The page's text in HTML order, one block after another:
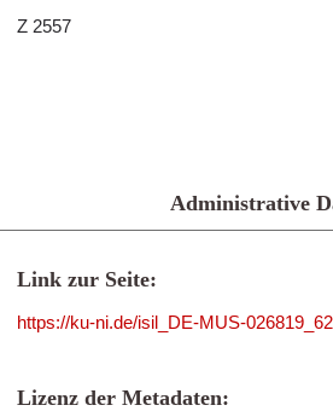
Z 2557
Administrative
Link zur Seite:
https://ku-ni.de/isil_DE-MUS-
Lizenz der Metadaten: